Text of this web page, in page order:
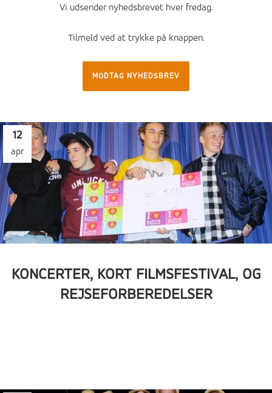
Vi udsender nyhedsbrevet hver fredag.
Tilmeld ved at trykke på knappen.
MODTAG NYHEDSBREV
12
apr
KONCERTER, KORT FILMSFESTIVAL, OG
REJSEFORBEREDELSER